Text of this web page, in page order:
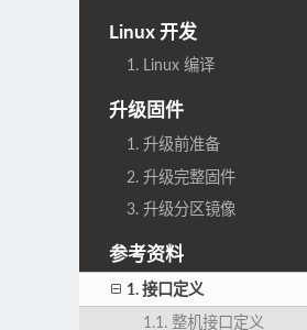
Linux 开发
1. Linux 编译
升级固件
1. 升级前准备
2. 升级完整固件
3. 升级分区镜像
参考资料
1. 接口定义
1.1. 整机接口定义